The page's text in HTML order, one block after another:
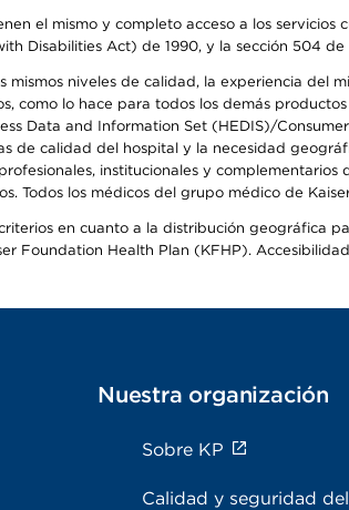
el mismo y completo acceso a los
Disabilities Act) de 1990, y la sección 504
mismos niveles de calidad, la experiencia del
como lo hace para todos los demás
Data and Information Set (HEDIS)/
de calidad del hospital y la necesidad
institucionales y
Todos los médicos del grupo médico de
en cuanto a la distribución geográfica
Foundation Health Plan (KFHP).
Nuestra organización
Sobre KP
Calidad y seguridad